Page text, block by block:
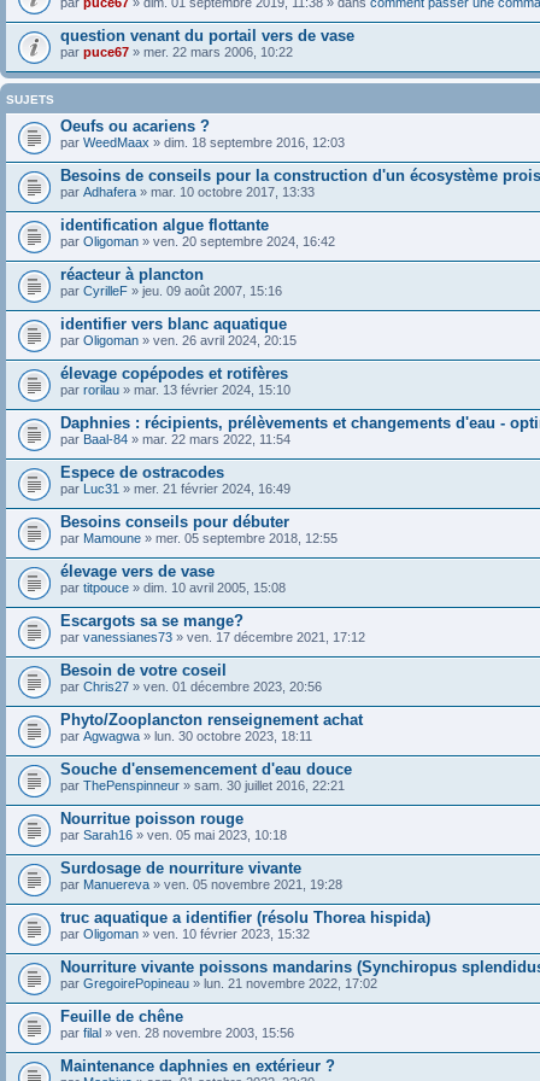
question venant du portail vers de vase
par puce67 » mer. 22 mars 2006, 10:22
SUJETS
Oeufs ou acariens ?
par WeedMaax » dim. 18 septembre 2016, 12:03
Besoins de conseils pour la construction d'un écosystème
par Adhafera » mar. 10 octobre 2017, 13:33
identification algue flottante
par Oligoman » ven. 20 septembre 2024, 16:42
réacteur à plancton
par CyrilleF » jeu. 09 août 2007, 15:16
identifier vers blanc aquatique
par Oligoman » ven. 26 avril 2024, 20:15
élevage copépodes et rotifères
par rorilau » mar. 13 février 2024, 15:10
Daphnies : récipients, prélèvements et changements d'eau -
par Baal-84 » mar. 22 mars 2022, 11:54
Espece de ostracodes
par Luc31 » mer. 21 février 2024, 16:49
Besoins conseils pour débuter
par Mamoune » mer. 05 septembre 2018, 12:55
élevage vers de vase
par titpouce » dim. 10 avril 2005, 15:08
Escargots sa se mange?
par vanessianes73 » ven. 17 décembre 2021, 17:12
Besoin de votre coseil
par Chris27 » ven. 01 décembre 2023, 20:56
Phyto/Zooplancton renseignement achat
par Agwagwa » lun. 30 octobre 2023, 18:11
Souche d'ensemencement d'eau douce
par ThePenspinneur » sam. 30 juillet 2016, 22:21
Nourritue poisson rouge
par Sarah16 » ven. 05 mai 2023, 10:18
Surdosage de nourriture vivante
par Manuereva » ven. 05 novembre 2021, 19:28
truc aquatique a identifier (résolu Thorea hispida)
par Oligoman » ven. 10 février 2023, 15:32
Nourriture vivante poissons mandarins (Synchiropus
par GregoirePopineau » lun. 21 novembre 2022, 17:02
Feuille de chêne
par filal » ven. 28 novembre 2003, 15:56
Maintenance daphnies en extérieur ?